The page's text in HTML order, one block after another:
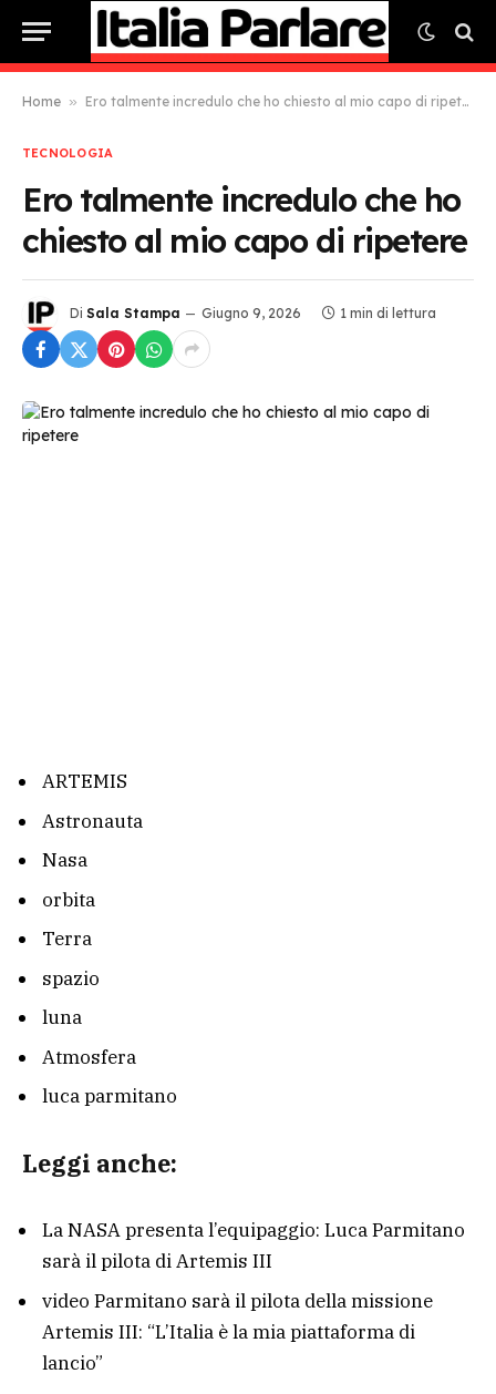
Home » Ero talmente incredulo che ho chiesto al mio capo di ripetere
TECNOLOGIA
Ero talmente incredulo che ho
chiesto al mio capo di ripetere
Di Sala Stampa Giugno 9, 2026 1 min di lettura
ARTEMIS
Astronauta
Nasa
orbita
Terra
spazio
luna
Atmosfera
luca parmitano
Leggi anche:
La NASA presenta l’equipaggio: Luca Parmitano
sarà il pilota di Artemis III
video Parmitano sarà il pilota della missione
Artemis III: “L’Italia è la mia piattaforma di
lancio”